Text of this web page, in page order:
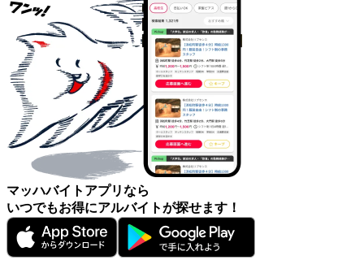
マッハバイトアプリなら
いつでもお得にアルバイトが探せます！